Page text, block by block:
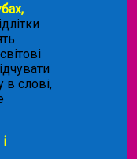
в слові,